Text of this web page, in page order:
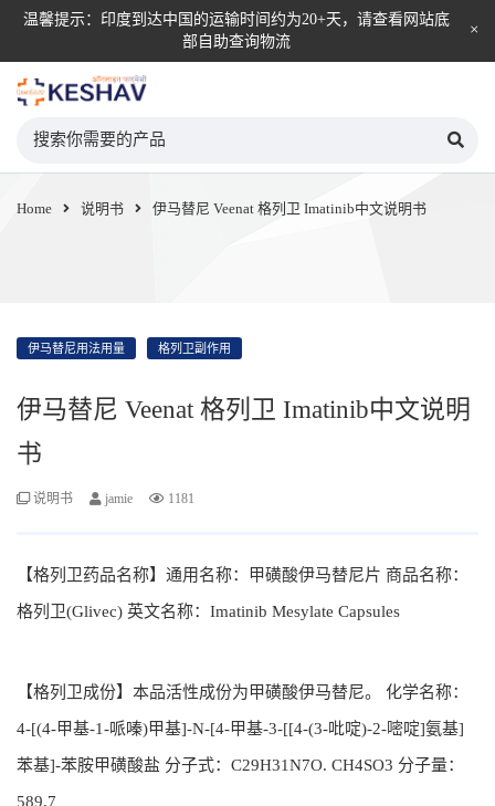
温馨提示：印度到达中国的运输时间约为20+天，请查看网站底
部自助查询物流
Home 说明书 伊马替尼 Veenat 格列卫 Imatinib中文说明书
伊马替尼用法用量 格列卫副作用
伊马替尼 Veenat 格列卫 Imatinib中文说明
书
说明书 jamie 1181
【格列卫药品名称】通用名称：甲磺酸伊马替尼片 商品名称：
格列卫(Glivec) 英文名称：Imatinib Mesylate Capsules
【格列卫成份】本品活性成份为甲磺酸伊马替尼。 化学名称：
4-[(4-甲基-1-哌嗪)甲基]-N-[4-甲基-3-[[4-(3-吡啶)-2-嘧啶]氨基]
苯基]-苯胺甲磺酸盐 分子式：C29H31N7O. CH4SO3 分子量：
589.7